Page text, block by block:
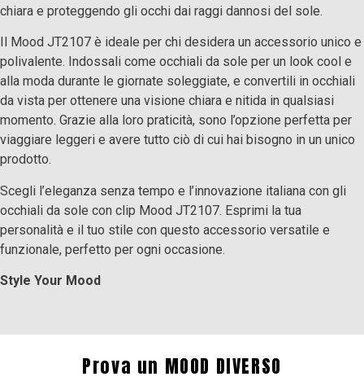
chiara e proteggendo gli occhi dai raggi dannosi del sole.
Il Mood JT2107 è ideale per chi desidera un accessorio unico e
polivalente. Indossali come occhiali da sole per un look cool e
alla moda durante le giornate soleggiate, e convertili in occhiali
da vista per ottenere una visione chiara e nitida in qualsiasi
momento. Grazie alla loro praticità, sono l’opzione perfetta per
viaggiare leggeri e avere tutto ciò di cui hai bisogno in un unico
prodotto.
Scegli l’eleganza senza tempo e l’innovazione italiana con gli
occhiali da sole con clip Mood JT2107. Esprimi la tua
personalità e il tuo stile con questo accessorio versatile e
funzionale, perfetto per ogni occasione.
Style Your Mood
Prova un MOOD DIVERSO